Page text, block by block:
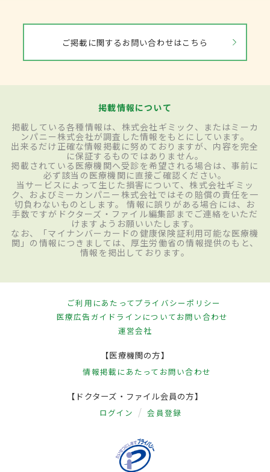
ご掲載に関するお問い合わせはこちら
掲載情報について
掲載している各種情報は、株式会社ギミック、またはミーカ
ンパニー株式会社が調査した情報をもとにしています。
出来るだけ正確な情報掲載に努めておりますが、内容を完全
に保証するものではありません。
掲載されている医療機関へ受診を希望される場合は、事前に
必ず該当の医療機関に直接ご確認ください。
当サービスによって生じた損害について、株式会社ギミッ
ク、およびミーカンパニー株式会社ではその賠償の責任を一
切負わないものとします。 情報に誤りがある場合には、お
手数ですがドクターズ・ファイル編集部までご連絡をいただ
けますようお願いいたします。
なお、「マイナンバーカードの健康保険証利用可能な医療機
関」の情報につきましては、厚生労働省の情報提供のもと、
情報を掲出しております。
ご利用にあたってプライバシーポリシー
医療広告ガイドラインについてお問い合わせ
運営会社
【医療機関の方】
情報掲載にあたって お問い合わせ
【ドクターズ・ファイル会員の方】
ログイン 会員登録